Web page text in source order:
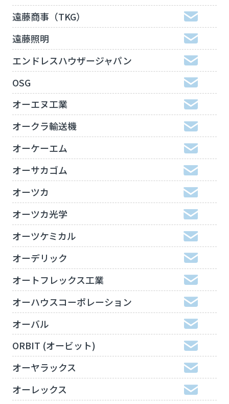
遠藤商事（TKG）
遠藤照明
エンドレスハウザージャパン
OSG
オーエヌ工業
オークラ輸送機
オーケーエム
オーサカゴム
オーツカ
オーツカ光学
オーツケミカル
オーデリック
オートフレックス工業
オーハウスコーポレーション
オーバル
ORBIT (オービット)
オーヤラックス
オーレックス